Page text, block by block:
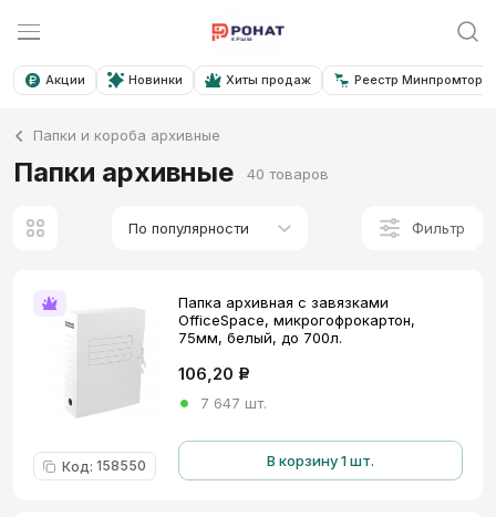
Акции Новинки Хиты продаж Реестр Минпромторга
Папки и короба архивные
Папки архивные 40 товаров
По популярности Фильтр
Код: 158550
Папка архивная с завязками
OfficeSpace, микрогофрокартон,
75мм, белый, до 700л.
106,20 Р
7 647 шт.
В корзину 1 шт.